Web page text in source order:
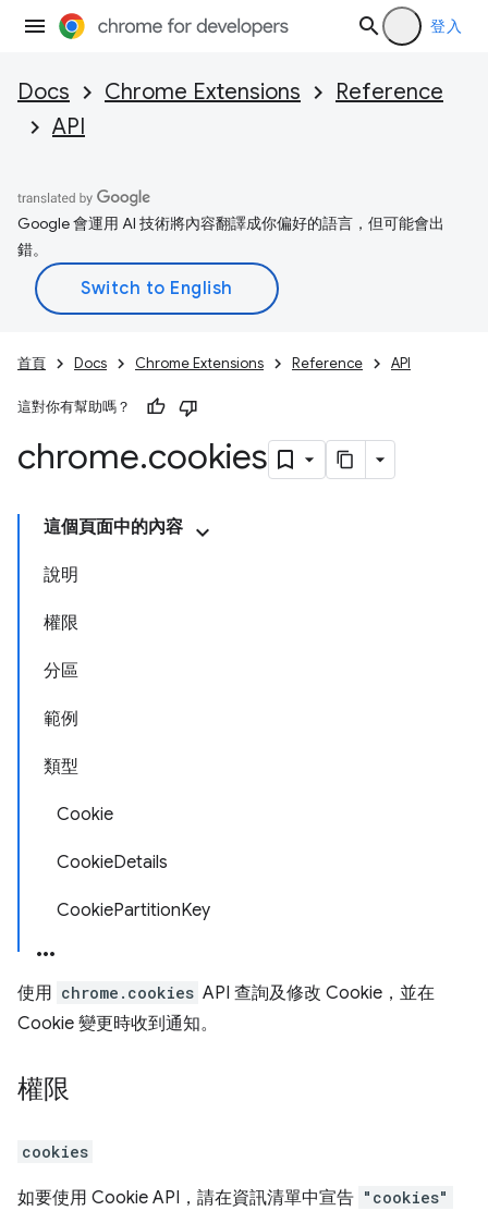
登入
Docs Chrome Extensions
Reference
API
Google 會運用 AI 技術將內容翻譯成你偏好的語言，但可能會出
錯。
首頁 Docs Chrome Extensions Reference API
這對你有幫助嗎？
chrome.cookies
這個頁面中的內容
說明
權限
分區
範例
類型
Cookie
CookieDetails
CookiePartitionKey
使用 chrome.cookies API 查詢及修改 Cookie，並在
Cookie 變更時收到通知。
權限
cookies
如要使用 Cookie API，請在資訊清單中宣告 "cookies"